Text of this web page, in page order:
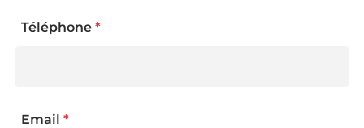
Téléphone*
Email *